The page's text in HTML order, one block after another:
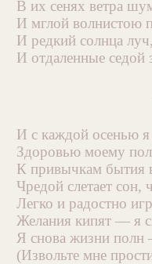
В их сенях ветра
И мглой волнистою
И редкий солнца
И отдаленные седой
И с каждой осенью я
Здоровью моему
К привычкам бытия
Чредой слетает сон,
Легко и радостно
Желания кипят — я
Я снова жизни полн
(Извольте мне